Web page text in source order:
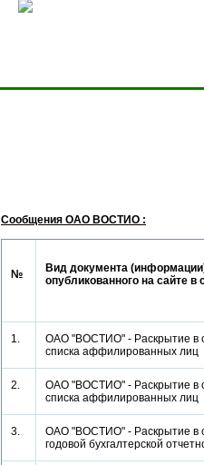
Сообщения ОАО ВОСТИО :
№
Вид документа
опубликованного на сайте в
1.
ОАО "ВОСТИО" - Раскрытие в
списка аффилированных
2.
ОАО "ВОСТИО" - Раскрытие в
списка аффилированных
3.
ОАО "ВОСТИО" - Раскрытие в
годовой бухгалтерской